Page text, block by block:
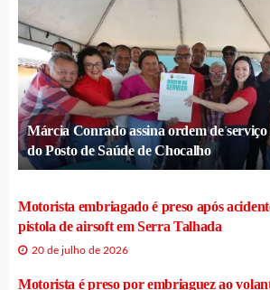
Márcia Conrado assina ordem de
do Posto de Saúde de Chocalho
Motorista embriagado é preso após
pistola de airsoft em Serra Talhada
20 de julho de 2026
Motorista é preso por embriaguez ao